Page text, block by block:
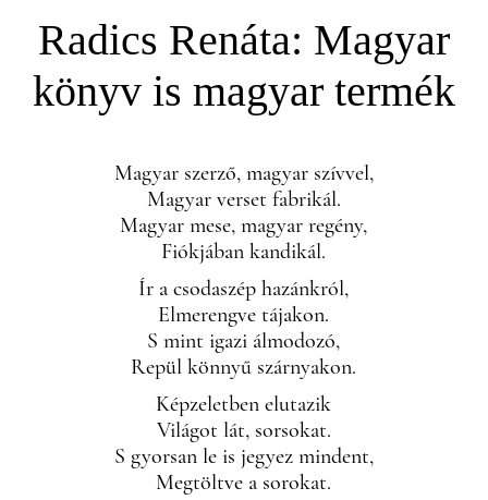
Radics Renáta: Magyar
könyv is magyar termék
Magyar szerző, magyar szívvel,
Magyar verset fabrikál.
Magyar mese, magyar regény,
Fiókjában kandikál.
Ír a csodaszép hazánkról,
Elmerengve tájakon.
S mint igazi álmodozó,
Repül könnyű szárnyakon.
Képzeletben elutazik
Világot lát, sorsokat.
S gyorsan le is jegyez mindent,
Megtöltve a sorokat.